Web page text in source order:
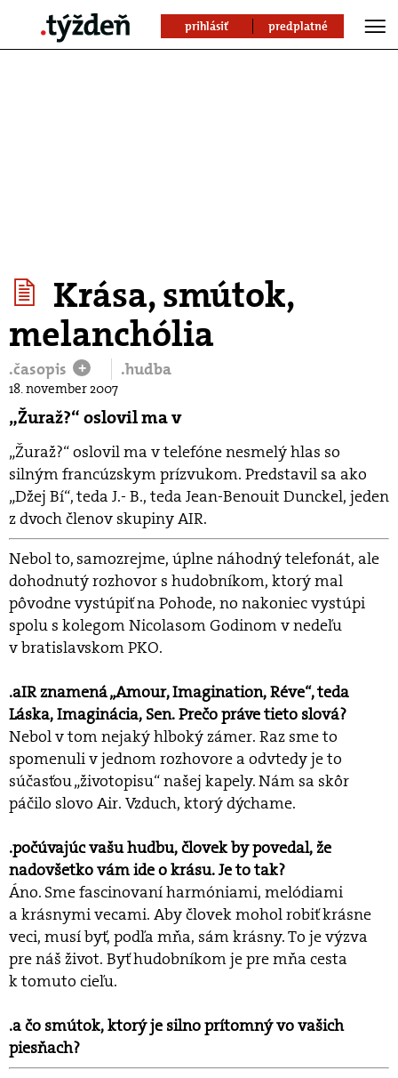
prihlásiť predplatné
Krása, smútok,
melanchólia
.časopis + .hudba
18. november 2007
„Žuraž?“ oslovil ma v
„Žuraž?“ oslovil ma v telefóne nesmelý hlas so
silným francúzskym prízvukom. Predstavil sa ako
„Džej Bí“, teda J.- B., teda Jean-Benouit Dunckel, jeden
z dvoch členov skupiny AIR.
Nebol to, samozrejme, úplne náhodný telefonát, ale
dohodnutý rozhovor s hudobníkom, ktorý mal
pôvodne vystúpiť na Pohode, no nakoniec vystúpi
spolu s kolegom Nicolasom Godinom v nedeľu
v bratislavskom PKO.
.aIR znamená „Amour, Imagination, Réve“, teda
Láska, Imaginácia, Sen. Prečo práve tieto slová?
Nebol v tom nejaký hlboký zámer. Raz sme to
spomenuli v jednom rozhovore a odvtedy je to
súčasťou „životopisu“ našej kapely. Nám sa skôr
páčilo slovo Air. Vzduch, ktorý dýchame.
.počúvajúc vašu hudbu, človek by povedal, že
nadovšetko vám ide o krásu. Je to tak?
Áno. Sme fascinovaní harmóniami, melódiami
a krásnymi vecami. Aby človek mohol robiť krásne
veci, musí byť, podľa mňa, sám krásny. To je výzva
pre náš život. Byť hudobníkom je pre mňa cesta
k tomuto cieľu.
.a čo smútok, ktorý je silno prítomný vo vašich
piesňach?